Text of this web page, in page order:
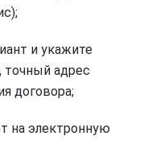
и укажите
точный адрес
договора;
на электронную